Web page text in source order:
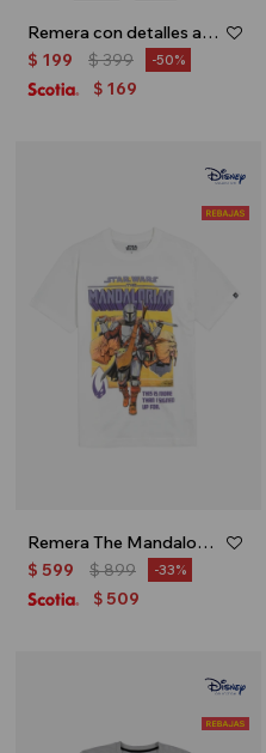
Remera con detalles a contratono - Gris oscuro
$ 199 $399 50
$ 169
Remera The Mandalorian - Crudo
$ 599 $899 33
$ 509